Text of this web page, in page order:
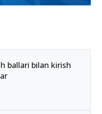
ballari bilan kirish